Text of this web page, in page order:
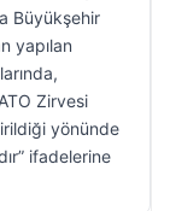
Büyükşehir
yapılan
Zirvesi
yönünde
ifadelerine